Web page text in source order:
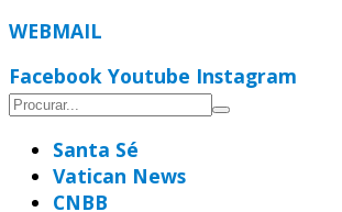
WEBMAIL
Facebook Youtube Instagram
Santa Sé
Vatican News
CNBB